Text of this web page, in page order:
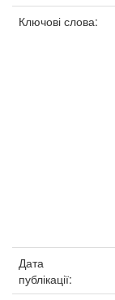
Ключові слова:
Дата
публікації: